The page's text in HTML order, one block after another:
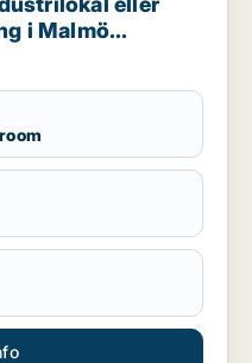
i Malmö